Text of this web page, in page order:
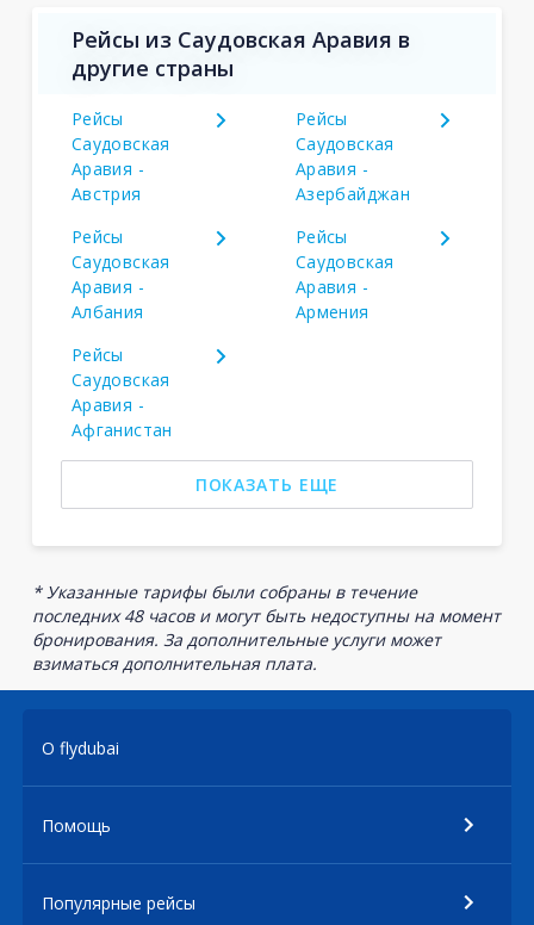
Рейсы из Саудовская Аравия в
другие страны
Рейсы
Саудовская
Аравия -
Австрия
Рейсы
Саудовская
Аравия -
Азербайджан
Рейсы
Саудовская
Аравия -
Албания
Рейсы
Саудовская
Аравия -
Армения
Рейсы
Саудовская
Аравия -
Афганистан
ПОКАЗАТЬ ЕЩЕ
* Указанные тарифы были собраны в течение
последних 48 часов и могут быть недоступны на момент
бронирования. За дополнительные услуги может
взиматься дополнительная плата.
О flydubai
Помощь
Популярные рейсы